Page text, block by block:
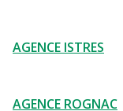
AGENCE ISTRES
AGENCE ROGNAC